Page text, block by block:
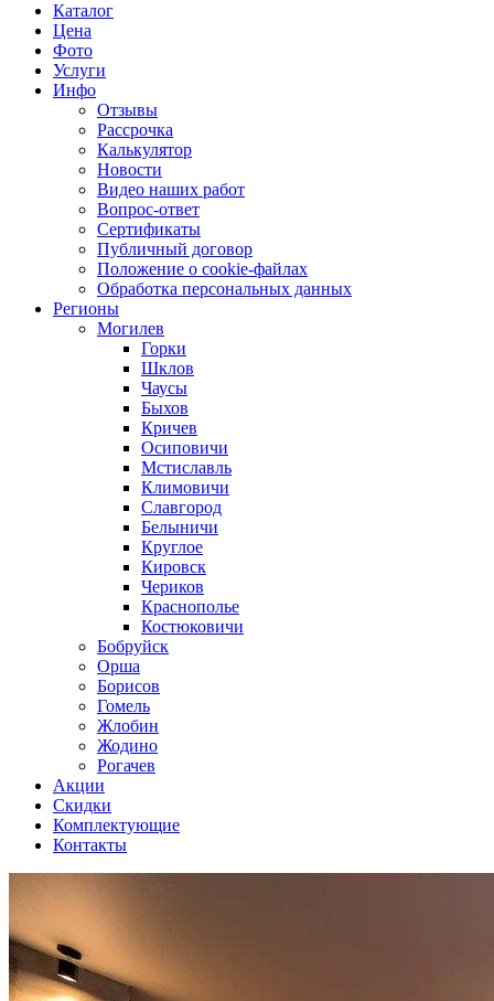
Каталог
Цена
Фото
Услуги
Инфо
Отзывы
Рассрочка
Калькулятор
Новости
Видео наших работ
Вопрос-ответ
Сертификаты
Публичный договор
Положение о cookie-файлах
Обработка персональных данных
Регионы
Могилев
Горки
Шклов
Чаусы
Быхов
Кричев
Осиповичи
Мстиславль
Климовичи
Славгород
Белыничи
Круглое
Кировск
Чериков
Краснополье
Костюковичи
Бобруйск
Орша
Борисов
Гомель
Жлобин
Жодино
Рогачев
Акции
Скидки
Комплектующие
Контакты